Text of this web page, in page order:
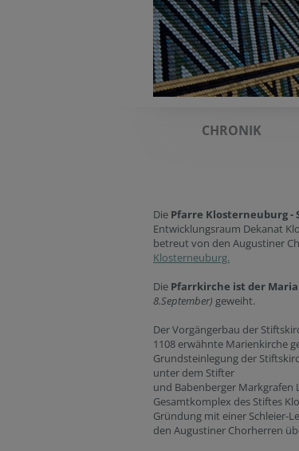
CHRONIK
Die Pfarre Klosterneuburg -
Entwicklungsraum Dekanat
betreut von den Augustiner
Klosterneuburg.
Die Pfarrkirche ist der
8.September) geweiht.
Der Vorgängerbau der
1108 erwähnte Marienkirche
Grundsteinlegung der
unter dem Stifter
und Babenberger Markgrafen
Gesamtkomplex des Stiftes
Gründung mit einer Schleier-
den Augustiner Chorherren